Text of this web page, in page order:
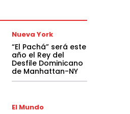
Nueva York
“El Pachá” será este
año el Rey del
Desfile Dominicano
de Manhattan-NY
El Mundo